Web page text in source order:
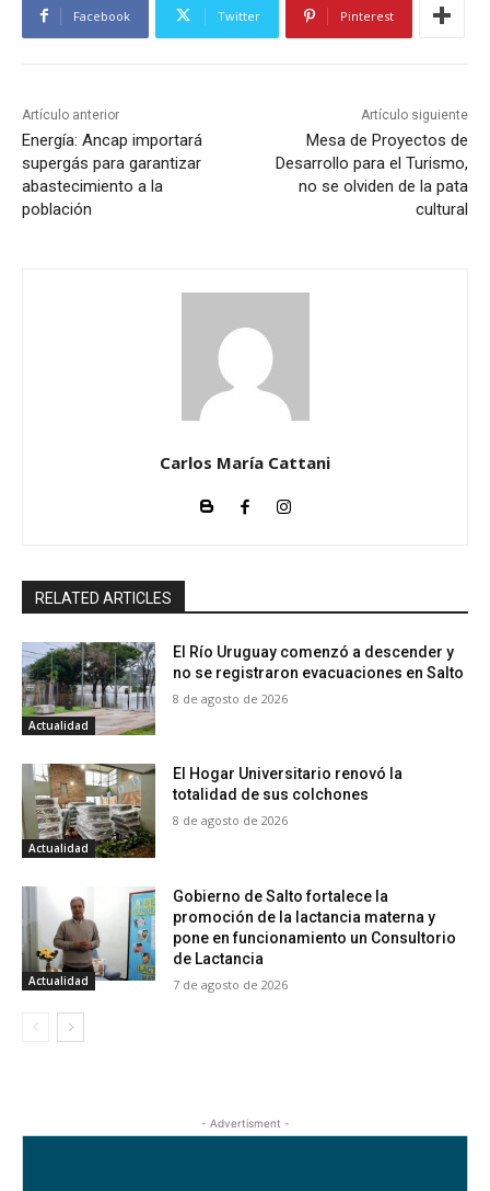
Facebook Twitter Pinterest
Artículo anterior
Energía: Ancap importará
supergás para garantizar
abastecimiento a la
población
Artículo siguiente
Mesa de Proyectos de
Desarrollo para el Turismo,
no se olviden de la pata
cultural
Carlos María Cattani
RELATED ARTICLES
Actualidad
El Río Uruguay comenzó a descender y
no se registraron evacuaciones en Salto
8 de agosto de 2026
Actualidad
El Hogar Universitario renovó la
totalidad de sus colchones
8 de agosto de 2026
Actualidad
Gobierno de Salto fortalece la
promoción de la lactancia materna y
pone en funcionamiento un Consultorio
de Lactancia
7 de agosto de 2026
- Advertisment -